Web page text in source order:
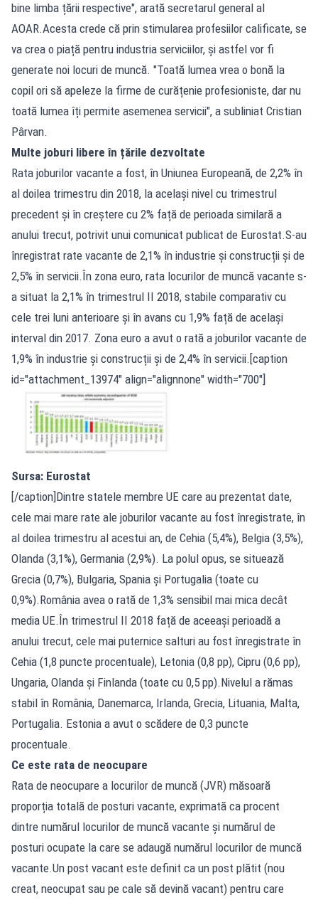
bine limba țării respective", arată secretarul general al
AOAR.Acesta crede că prin stimularea profesiilor calificate, se
va crea o piață pentru industria serviciilor, și astfel vor fi
generate noi locuri de muncă. "Toată lumea vrea o bonă la
copil ori să apeleze la firme de curățenie profesioniste, dar nu
toată lumea îți permite asemenea servicii", a subliniat Cristian
Pârvan.
Multe joburi libere în țările dezvoltate
Rata joburilor vacante a fost, în Uniunea Europeană, de 2,2% în
al doilea trimestru din 2018, la același nivel cu trimestrul
precedent și în creștere cu 2% față de perioada similară a
anului trecut, potrivit unui comunicat publicat de Eurostat.S-au
înregistrat rate vacante de 2,1% în industrie și construcții și de
2,5% în servicii.În zona euro, rata locurilor de muncă vacante s-
a situat la 2,1% în trimestrul II 2018, stabile comparativ cu
cele trei luni anterioare și în avans cu 1,9% față de același
interval din 2017. Zona euro a avut o rată a joburilor vacante de
1,9% în industrie și construcții și de 2,4% în servicii.[caption
id="attachment_13974" align="alignnone" width="700"]
Sursa: Eurostat
[/caption]Dintre statele membre UE care au prezentat date,
cele mai mare rate ale joburilor vacante au fost înregistrate, în
al doilea trimestru al acestui an, de Cehia (5,4%), Belgia (3,5%),
Olanda (3,1%), Germania (2,9%). La polul opus, se situează
Grecia (0,7%), Bulgaria, Spania și Portugalia (toate cu
0,9%).România avea o rată de 1,3% sensibil mai mica decât
media UE.În trimestrul II 2018 față de aceeași perioadă a
anului trecut, cele mai puternice salturi au fost înregistrate în
Cehia (1,8 puncte procentuale), Letonia (0,8 pp), Cipru (0,6 pp),
Ungaria, Olanda și Finlanda (toate cu 0,5 pp).Nivelul a rămas
stabil în România, Danemarca, Irlanda, Grecia, Lituania, Malta,
Portugalia. Estonia a avut o scădere de 0,3 puncte
procentuale.
Ce este rata de neocupare
Rata de neocupare a locurilor de muncă (JVR) măsoară
proporția totală de posturi vacante, exprimată ca procent
dintre numărul locurilor de muncă vacante și numărul de
posturi ocupate la care se adaugă numărul locurilor de muncă
vacante.Un post vacant este definit ca un post plătit (nou
creat, neocupat sau pe cale să devină vacant) pentru care